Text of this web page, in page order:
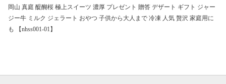
岡山 真庭 醍醐桜 極上スイーツ 濃厚 プレゼント 贈答 デザート ギフト ジャー
ジー牛 ミルク ジェラート おやつ 子供から大人まで 冷凍 人気 贅沢 家庭用に
も 【nhss001-01】